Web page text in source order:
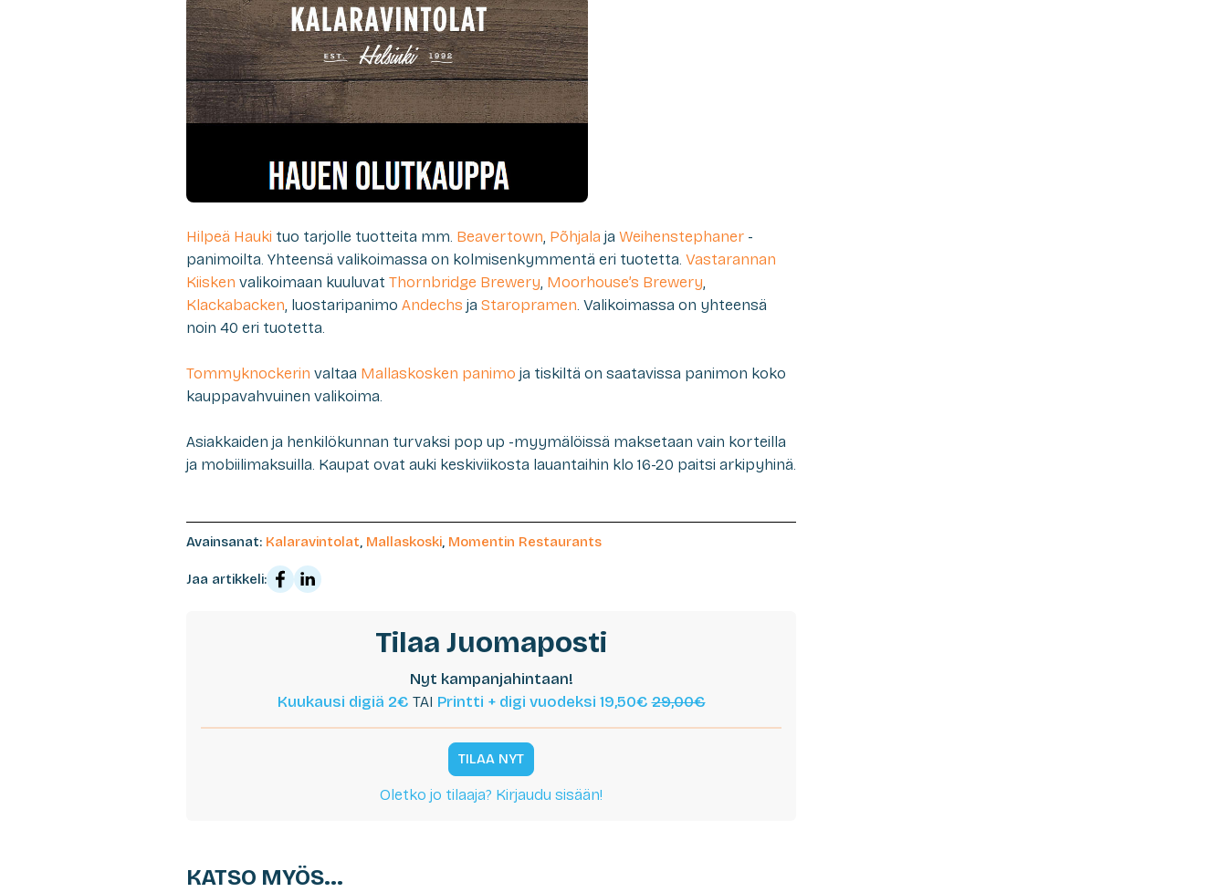
Hilpeä Hauki tuo tarjolle tuotteita mm. Beavertown, Põhjala ja Weihenstephaner -
panimoilta. Yhteensä valikoimassa on kolmisenkymmentä eri tuotetta. Vastarannan
Kiisken valikoimaan kuuluvat Thornbridge Brewery, Moorhouse’s Brewery,
Klackabacken, luostaripanimo Andechs ja Staropramen. Valikoimassa on yhteensä
noin 40 eri tuotetta.
Tommyknockerin valtaa Mallaskosken panimo ja tiskiltä on saatavissa panimon koko
kauppavahvuinen valikoima.
Asiakkaiden ja henkilökunnan turvaksi pop up -myymälöissä maksetaan vain korteilla
ja mobiilimaksuilla. Kaupat ovat auki keskiviikosta lauantaihin klo 16-20 paitsi arkipyhinä.
Avainsanat: Kalaravintolat, Mallaskoski, Momentin Restaurants
Jaa artikkeli:
Tilaa Juomaposti
Nyt kampanjahintaan!
Kuukausi digiä 2€ TAI Printti + digi vuodeksi 19,50€29,00€
TILAA NYT
Oletko jo tilaaja? Kirjaudu sisään!
KATSO MYÖS...